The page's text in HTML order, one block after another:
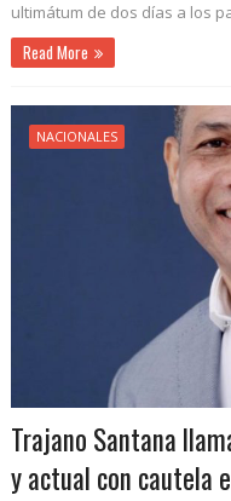
ultimátum de dos días a los
Read More
NACIONALES
Trajano Santana
y actual con cautela